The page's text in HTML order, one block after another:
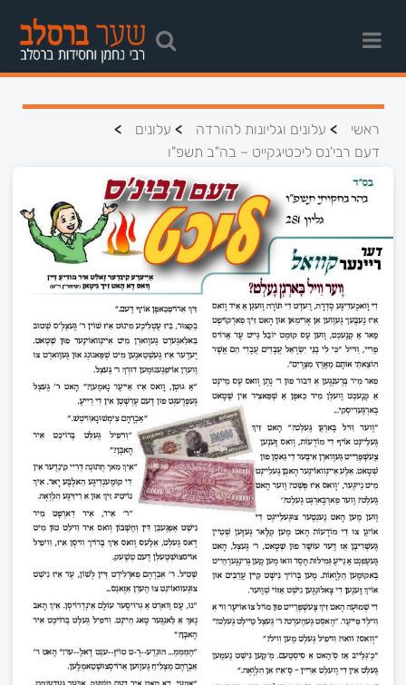
ראשי > עלונים וגליונות להורדה > עלונים >
דעם רבי'נס ליכטיגקייט – בה"ב תשפ"ו